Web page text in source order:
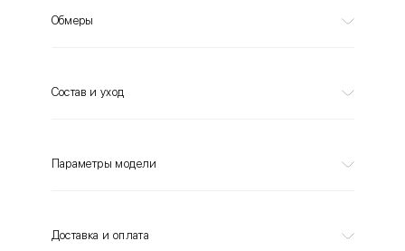
Обмеры
Состав и уход
Параметры модели
Доставка и оплата